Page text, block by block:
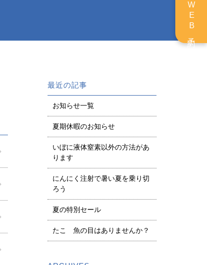
WEB予約
最近の記事
お知らせ一覧
夏期休暇のお知らせ
いぼに液体窒素以外の方法があ
ります
にんにく注射で暑い夏を乗り切
ろう
夏の特別セール
たこ 魚の目はありませんか？